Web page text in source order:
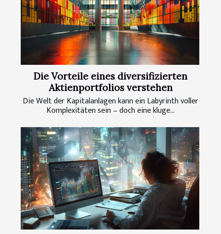
Die Vorteile eines diversifizierten
Aktienportfolios verstehen
Die Welt der Kapitalanlagen kann ein Labyrinth voller
Komplexitäten sein – doch eine kluge...